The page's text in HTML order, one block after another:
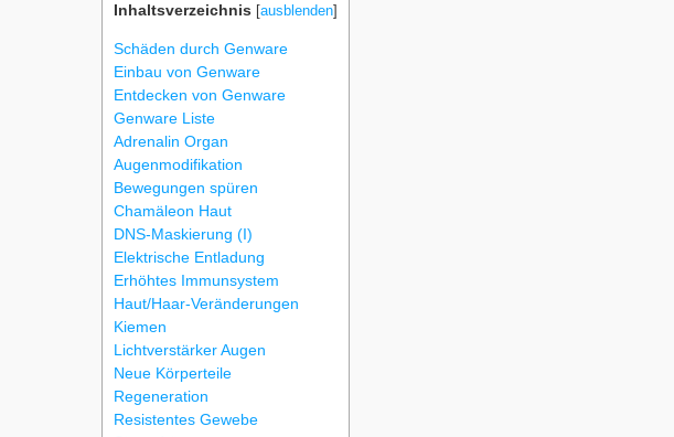
Inhaltsverzeichnis [ausblenden]
Schäden durch Genware
Einbau von Genware
Entdecken von Genware
Genware Liste
Adrenalin Organ
Augenmodifikation
Bewegungen spüren
Chamäleon Haut
DNS-Maskierung (I)
Elektrische Entladung
Erhöhtes Immunsystem
Haut/Haar-Veränderungen
Kiemen
Lichtverstärker Augen
Neue Körperteile
Regeneration
Resistentes Gewebe